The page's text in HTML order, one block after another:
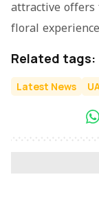
attractive
floral
Related tags:
Latest News